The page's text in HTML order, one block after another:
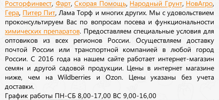
Росторфинвест Фарт, Скорая Помощь Народный Грунт, НовАгро
Гера Питер Пит , Лама Торф и многих других. Мы с удовольствием
проконсультируем Вас по вопросам посева и функциональности
химических препаратов. Предоставляем специальные условия для
оптовиков из всех регионов России. Осуществляем доставку
почтой России или транспортной компанией в любой город
России. С 2016 года на нашем сайте работает интернет-магазин
семян и другой садовой продукции. Цены в интернет магазине
ниже, чем на Wildberries и Ozon. Цены указаны без учета
доставки.
График работы ПН-СБ 8,00-17,00 ВС 9,00-16,00